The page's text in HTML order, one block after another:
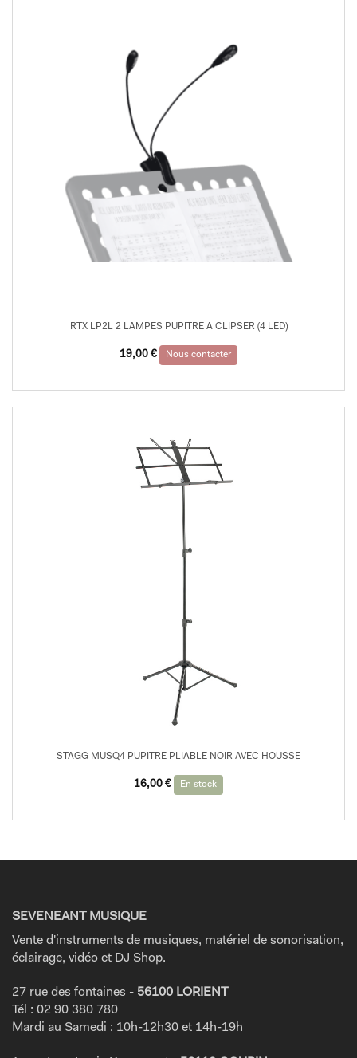
RTX LP2L 2 LAMPES PUPITRE A CLIPSER (4 LED)
19,00 € Nous contacter
STAGG MUSQ4 PUPITRE PLIABLE NOIR AVEC HOUSSE
16,00 € En stock
SEVENEANT MUSIQUE
Vente d'instruments de musiques, matériel de sonorisation,
éclairage, vidéo et DJ Shop.
27 rue des fontaines - 56100 LORIENT
Tél : 02 90 380 780
Mardi au Samedi : 10h-12h30 et 14h-19h